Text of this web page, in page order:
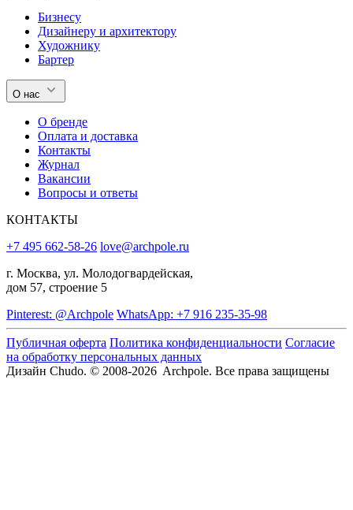
Бизнесу
Дизайнеру и архитектору
Художнику
Бартер
О нас
О бренде
Оплата и доставка
Контакты
Журнал
Вакансии
Вопросы и ответы
КОНТАКТЫ
+7 495 662-58-26 love@archpole.ru
г. Москва, ул. Молодогвардейская,
дом 57, строение 5
Pinterest: @Archpole WhatsApp: +7 916 235-35-98
Публичная оферта Политика конфиденциальности Согласие
на обработку персональных данных
Дизайн Chudo. © 2008-2026 Archpole. Все права защищены